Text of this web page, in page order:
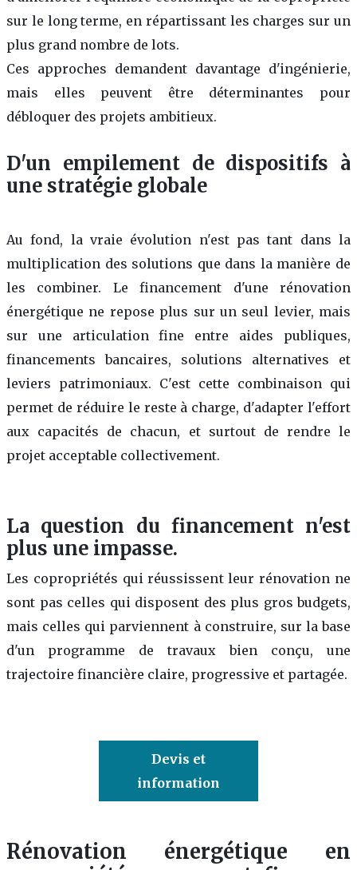
sur le long terme, en répartissant les charges sur un
plus grand nombre de lots.
Ces approches demandent davantage d'ingénierie,
mais elles peuvent être déterminantes pour
débloquer des projets ambitieux.
D'un empilement de dispositifs à
une stratégie globale
Au fond, la vraie évolution n'est pas tant dans la
multiplication des solutions que dans la manière de
les combiner. Le financement d'une rénovation
énergétique ne repose plus sur un seul levier, mais
sur une articulation fine entre aides publiques,
financements bancaires, solutions alternatives et
leviers patrimoniaux. C'est cette combinaison qui
permet de réduire le reste à charge, d'adapter l'effort
aux capacités de chacun, et surtout de rendre le
projet acceptable collectivement.
La question du financement n'est
plus une impasse.
Les copropriétés qui réussissent leur rénovation ne
sont pas celles qui disposent des plus gros budgets,
mais celles qui parviennent à construire, sur la base
d'un programme de travaux bien conçu, une
trajectoire financière claire, progressive et partagée.
Devis et
information
Rénovation énergétique en